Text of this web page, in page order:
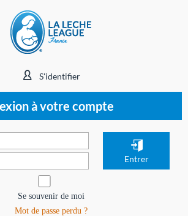
S'identifier
à votre compte
Se souvenir de moi
Mot de passe perdu ?